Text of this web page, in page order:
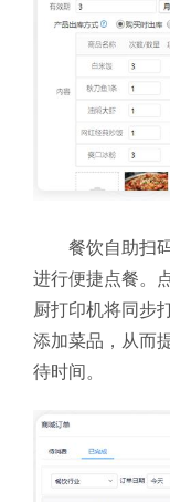
餐饮自助扫
进行便捷点餐。
厨打印机将同步
添加菜品，从而
待时间。